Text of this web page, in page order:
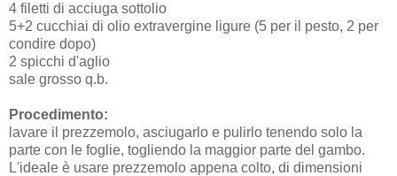
4 filetti di acciuga sottolio
5+2 cucchiai di olio extravergine ligure (5 per il pesto, 2 per
condire dopo)
2 spicchi d'aglio
sale grosso q.b.
Procedimento:
lavare il prezzemolo, asciugarlo e pulirlo tenendo solo la
parte con le foglie, togliendo la maggior parte del gambo.
L'ideale è usare prezzemolo appena colto, di dimensioni